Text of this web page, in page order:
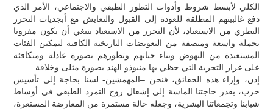
الكلي لأبسط شروط وأدوات التطور الطبقي والاجتماعي، الأمر الذي
دفع غالبيتهم المطلقة للعودة إلى القبول والتعايش مع أبجديات التحرر
النظري من الاستعباد، لأن التحرر من الاستعباد ينبغي أن يكون مقرونا
بجملة واسعة ومنصفة من التعويضات التاريخية الكافية لتمكين الفئات
المستعبدة من النهوض وبناء حياتهم وتطورهم بصورة عادلة ومتكافئة
على غرار التجربة التي حظي بها منبوذو الهند بصورة مثلى وخلاقة.
إذن، وإزاء هذه الحقائق، فنحن –المهمشين- لسنا بحاجة إلى تأسيس
حزب، بقدر حاجتنا الماسة إلى إشعال روح التمرد الطبقي في أوساط
شبابنا وتجمعاتنا البشرية، وجعله حالة مستمرة من المعارضة المستعرة،